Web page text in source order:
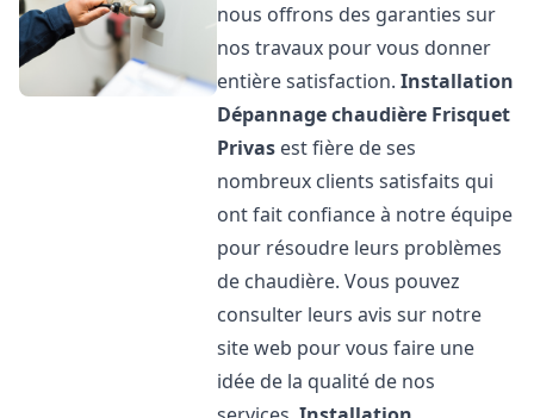
nous offrons des garanties sur
nos travaux pour vous donner
entière satisfaction.Installation
Dépannage chaudière Frisquet
Privas est fière de ses
nombreux clients satisfaits qui
ont fait confiance à notre équipe
pour résoudre leurs problèmes
de chaudière. Vous pouvez
consulter leurs avis sur notre
site web pour vous faire une
idée de la qualité de nos